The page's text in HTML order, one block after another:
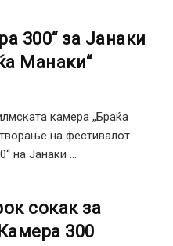
300“ за Јанаки
Манаки“
камера „Браќа
на фестивалот
на Јанаки ...
сокак за
300